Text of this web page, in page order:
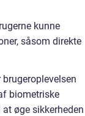
kunne
såsom direkte
biometriske
øge sikkerheden